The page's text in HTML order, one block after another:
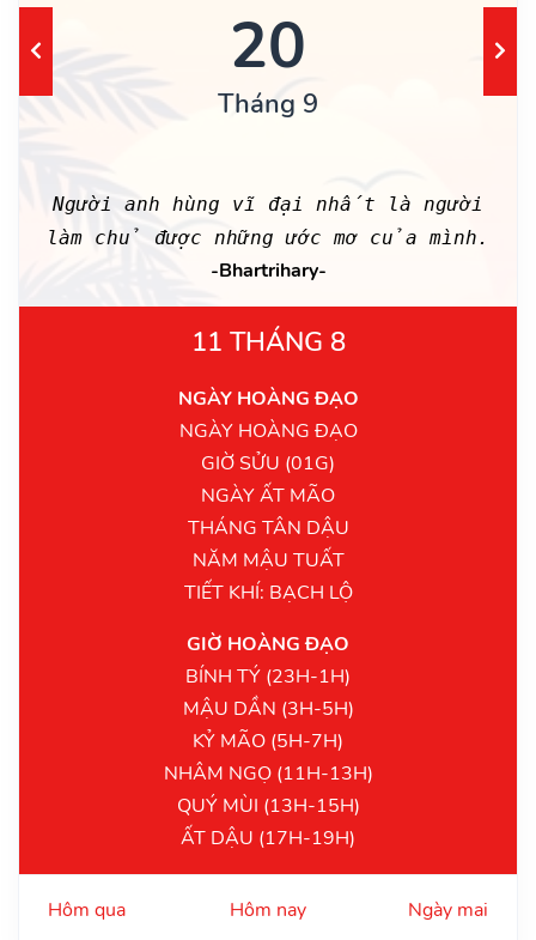
20
Tháng 9
Người anh hùng vĩ đại nhất là người
làm chủ được những ước mơ của mình.
-Bhartrihary-
11 THÁNG 8
NGÀY HOÀNG ĐẠO
NGÀY HOÀNG ĐẠO
GIỜ SỬU (01G)
NGÀY ẤT MÃO
THÁNG TÂN DẬU
NĂM MẬU TUẤT
TIẾT KHÍ: BẠCH LỘ
GIỜ HOÀNG ĐẠO
BÍNH TÝ (23H-1H)
MẬU DẦN (3H-5H)
KỶ MÃO (5H-7H)
NHÂM NGỌ (11H-13H)
QUÝ MÙI (13H-15H)
ẤT DẬU (17H-19H)
Hôm qua Hôm nay Ngày mai